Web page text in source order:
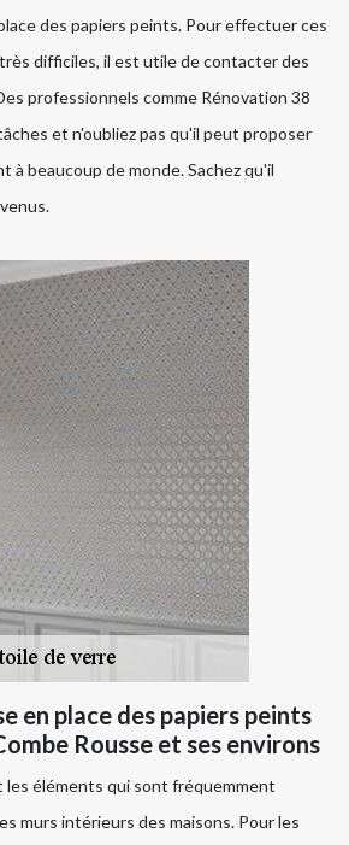
des papiers peints. Pour effectuer ces
difficiles, il est utile de contacter des
professionnels comme Rénovation 38
et n'oubliez pas qu'il peut proposer
à beaucoup de monde. Sachez qu'il
en place des papiers peints
Rousse et ses environs
les éléments qui sont fréquemment
murs intérieurs des maisons. Pour les